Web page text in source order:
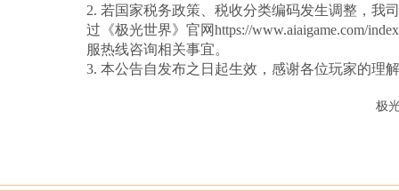
2. 若国家税务政策、税收分类编码发生调整，我
过《极光世界》官网https://www.aiaigame.com/
服热线咨询相关事宜。
3. 本公告自发布之日起生效，感谢各位玩家的理
极